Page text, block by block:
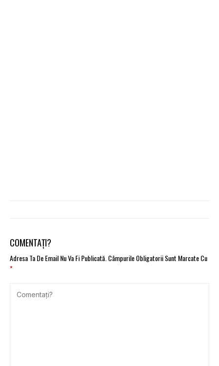
COMENTAȚI?
Adresa Ta De Email Nu Va Fi Publicată.Câmpurile Obligatorii Sunt Marcate Cu
*